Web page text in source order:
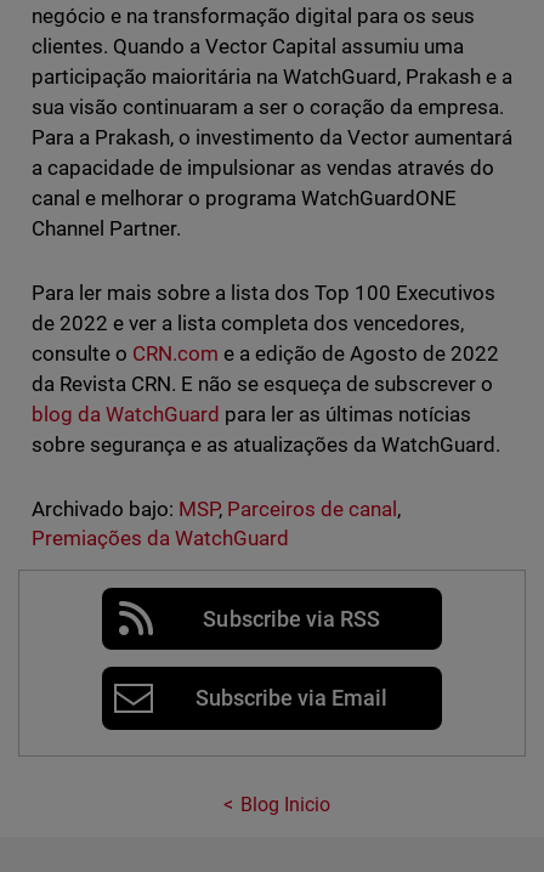
negócio e na transformação digital para os seus
clientes. Quando a Vector Capital assumiu uma
participação maioritária na WatchGuard, Prakash e a
sua visão continuaram a ser o coração da empresa.
Para a Prakash, o investimento da Vector aumentará
a capacidade de impulsionar as vendas através do
canal e melhorar o programa WatchGuardONE
Channel Partner.
Para ler mais sobre a lista dos Top 100 Executivos
de 2022 e ver a lista completa dos vencedores,
consulte o CRN.com e a edição de Agosto de 2022
da Revista CRN. E não se esqueça de subscrever o
blog da WatchGuard para ler as últimas notícias
sobre segurança e as atualizações da WatchGuard.
Archivado bajo: MSP, Parceiros de canal,
Premiações da WatchGuard
Subscribe via RSS
Subscribe via Email
Blog Inicio